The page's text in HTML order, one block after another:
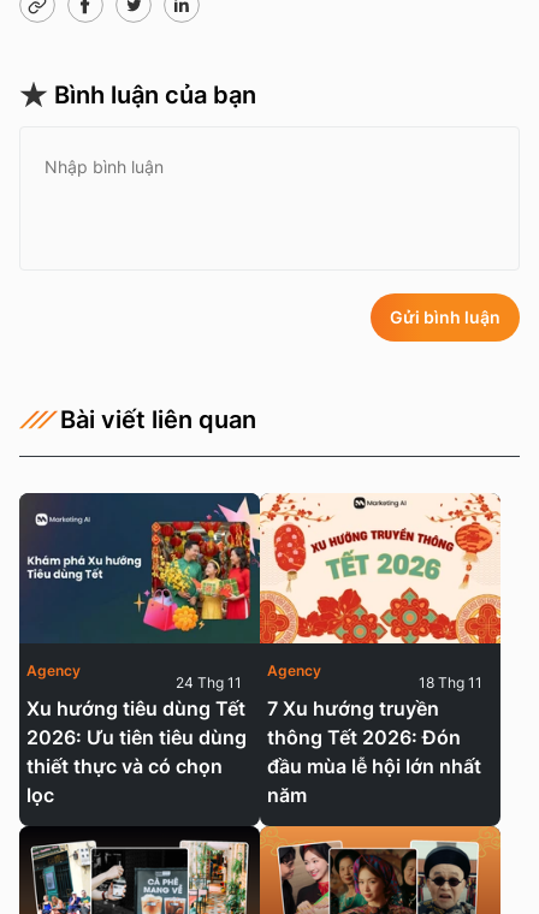
Bình luận của bạn
Gửi bình luận
Bài viết liên quan
Xu hướng tiêu dùng Tết
2026: Ưu tiên tiêu dùng
thiết thực và có chọn
lọc
Agency
24 Thg 11
7 Xu hướng truyền
thông Tết 2026: Đón
đầu mùa lễ hội lớn nhất
năm
Agency
18 Thg 11